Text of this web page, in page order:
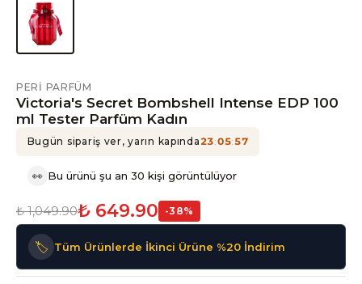
PERI PARFÜM
Victoria's Secret Bombshell Intense EDP 100
ml Tester Parfüm Kadın
Bugün sipariş ver, yarın kapında23:05:57
👀 Bu ürünü şu an 30 kişi görüntülüyor
₺ 1,049.90₺ 649.90 -38%
🏷️ Tüm Ürünlerde İkinci Ürüne %20 İndirim